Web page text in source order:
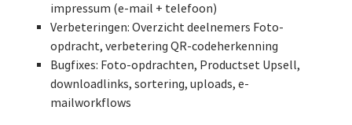
impressum (e-mail + telefoon)
Verbeteringen: Overzicht deelnemers Foto-
opdracht, verbetering QR-codeherkenning
Bugfixes: Foto-opdrachten, Productset Upsell,
downloadlinks, sortering, uploads, e-
mailworkflows